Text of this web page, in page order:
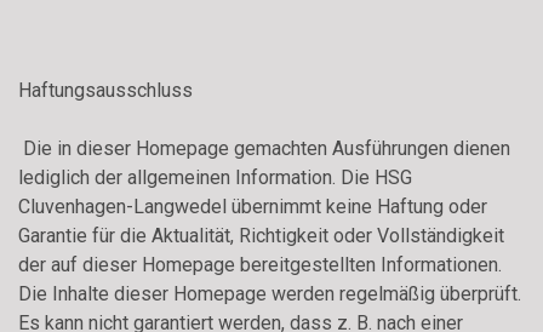
Haftungsausschluss
Die in dieser Homepage gemachten Ausführungen dienen
lediglich der allgemeinen Information. Die HSG
Cluvenhagen-Langwedel übernimmt keine Haftung oder
Garantie für die Aktualität, Richtigkeit oder Vollständigkeit
der auf dieser Homepage bereitgestellten Informationen.
Die Inhalte dieser Homepage werden regelmäßig überprüft.
Es kann nicht garantiert werden, dass z. B. nach einer